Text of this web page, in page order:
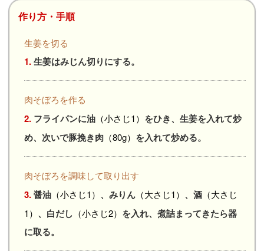
作り方・手順
生姜を切る
1.生姜はみじん切りにする。
肉そぼろを作る
2. フライパンに油 （小さじ1） をひき、生姜を入れて炒
め、次いで豚挽き肉 （80g） を入れて炒める。
肉そぼろを調味して取り出す
3.醤油 （小さじ1） 、みりん （大さじ1） 、酒 （大さじ
1） 、白だし （小さじ2） を入れ、煮詰まってきたら器
に取る。